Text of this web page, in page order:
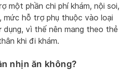
một phần chi phí khám, nội soi,
mức hỗ trợ phụ thuộc vào loại
dụng, vì thế nên mang theo thẻ
khi đi khám.
nhịn ăn không?